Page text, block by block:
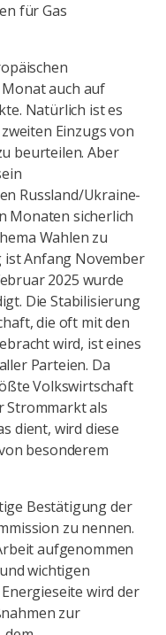
für Gas
auch auf
Natürlich ist es
Einzugs von
beurteilen. Aber
Russland/Ukraine-
Monaten sicherlich
Wahlen zu
ist Anfang November
2025 wurde
Die Stabilisierung
die oft mit den
wird, ist eines
Parteien. Da
Volkswirtschaft
Strommarkt als
dient, wird diese
besonderem
Bestätigung der
zu nennen.
aufgenommen
wichtigen
wird der
zur